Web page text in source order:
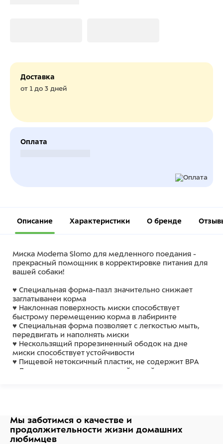
Доставка
от 1 до 3 дней
Оплата
Описание Характеристики О бренде
Миска Moderna Slomo для медленного поедания -
прекрасный помощник в корректировке питания для
вашей собаки!
♥ Специальная форма-пазл значительно снижает
заглатыванеи корма
♥ Наклонная поверхность миски способствует
быстрому перемещению корма в лабиринте
♥ Специальная форма позволяет с легкостью мыть,
передвигать и наполнять миски
♥ Нескользящий прорезиненный ободок на дне
миски способствует устойчивости
♥ Пищевой нетоксичный пластик, не содержит BPA
♥ Легко моется мылом и теплой водой
Мы заботимся о качестве и
продолжительности жизни домашних
любимцев